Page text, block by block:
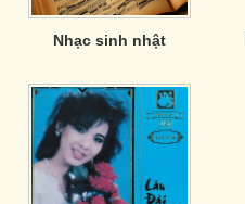
Nhạc sinh nhật